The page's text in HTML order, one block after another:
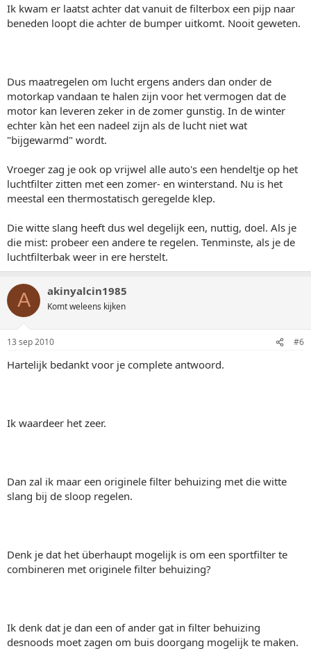
Ik kwam er laatst achter dat vanuit de filterbox een pijp naar
beneden loopt die achter de bumper uitkomt. Nooit geweten.
Dus maatregelen om lucht ergens anders dan onder de
motorkap vandaan te halen zijn voor het vermogen dat de
motor kan leveren zeker in de zomer gunstig. In de winter
echter kàn het een nadeel zijn als de lucht niet wat
"bijgewarmd" wordt.
Vroeger zag je ook op vrijwel alle auto's een hendeltje op het
luchtfilter zitten met een zomer- en winterstand. Nu is het
meestal een thermostatisch geregelde klep.
Die witte slang heeft dus wel degelijk een, nuttig, doel. Als je
die mist: probeer een andere te regelen. Tenminste, als je de
luchtfilterbak weer in ere herstelt.
A akinyalcin1985
Komt weleens kijken
13 sep 2010 #6
Hartelijk bedankt voor je complete antwoord.
Ik waardeer het zeer.
Dan zal ik maar een originele filter behuizing met die witte
slang bij de sloop regelen.
Denk je dat het überhaupt mogelijk is om een sportfilter te
combineren met originele filter behuizing?
Ik denk dat je dan een of ander gat in filter behuizing
desnoods moet zagen om buis doorgang mogelijk te maken.